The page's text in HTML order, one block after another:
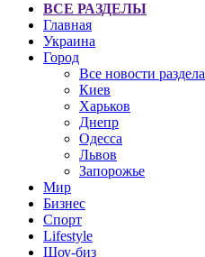
ВСЕ РАЗДЕЛЫ
Главная
Украина
Город
Все новости раздела
Киев
Харьков
Днепр
Одесса
Львов
Запорожье
Мир
Бизнес
Спорт
Lifestyle
Шоу-биз